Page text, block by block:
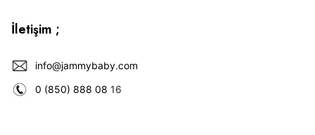
İletişim ;
info@jammybaby.com
0 (850) 888 08 16